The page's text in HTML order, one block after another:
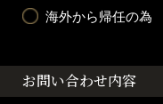
海外から帰任の為
お問い合わせ内容